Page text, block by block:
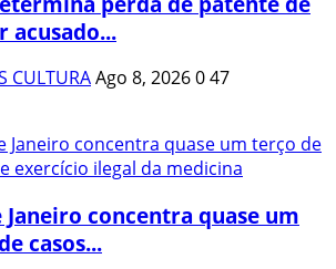
acusado...
CULTURAAgo 8, 2026047
Janeiro concentra quase um
casos...